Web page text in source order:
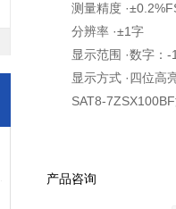
测量精度
分辨率 ·±1字
显示范围 ·数字：
显示方式 ·四位高
SAT8-
产品咨询